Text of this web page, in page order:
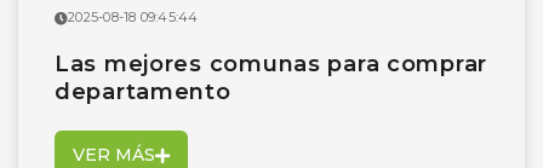
2025-08-18 09:45:44
Las mejores comunas para comprar
departamento
VER MÁS